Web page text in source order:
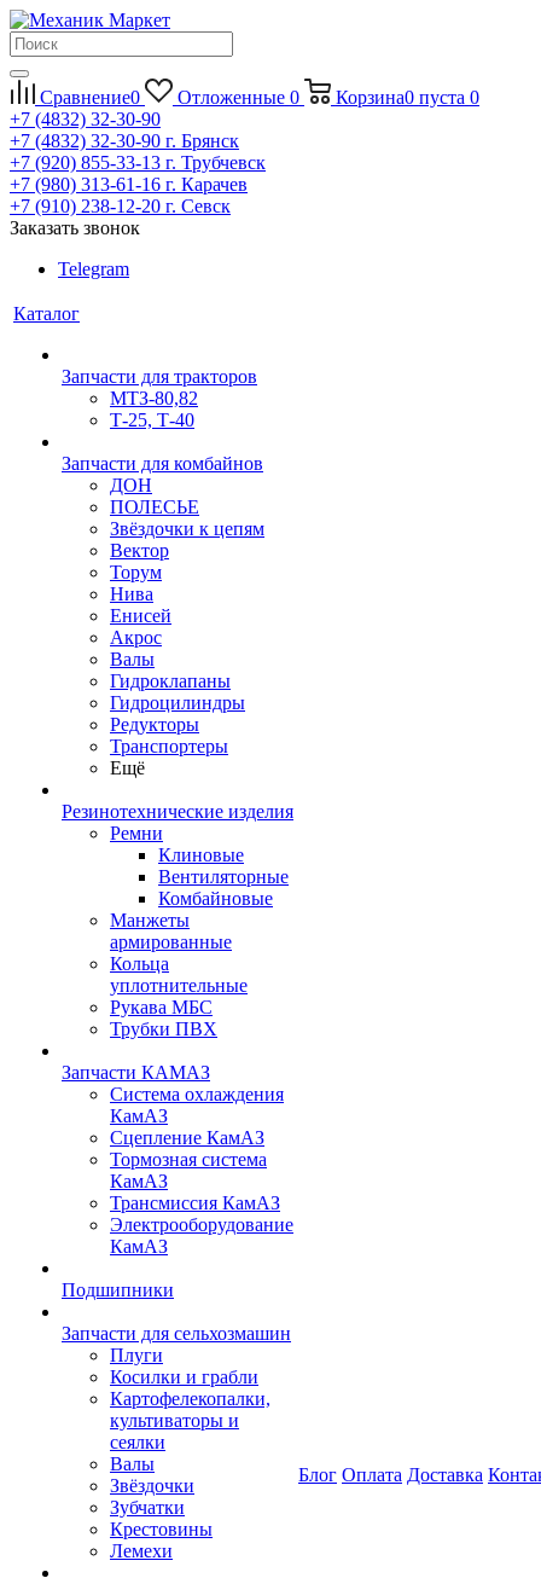
Сравнение0 Отложенные 0 Корзина0 пуста 0
+7 (4832) 32-30-90
+7 (4832) 32-30-90 г. Брянск
+7 (920) 855-33-13 г. Трубчевск
+7 (980) 313-61-16 г. Карачев
+7 (910) 238-12-20 г. Севск
Заказать звонок
Telegram
Каталог
Запчасти для тракторов
МТЗ-80,82
Т-25, Т-40
Запчасти для комбайнов
ДОН
ПОЛЕСЬЕ
Звёздочки к цепям
Вектор
Торум
Нива
Енисей
Акрос
Валы
Гидроклапаны
Гидроцилиндры
Редукторы
Транспортеры
Ещё
Резинотехнические изделия
Ремни
Клиновые
Вентиляторные
Комбайновые
Манжеты
армированные
Кольца
уплотнительные
Рукава МБС
Трубки ПВХ
Запчасти КАМАЗ
Система охлаждения
КамАЗ
Сцепление КамАЗ
Тормозная система
КамАЗ
Трансмиссия КамАЗ
Электрооборудование
КамАЗ
Подшипники
Запчасти для сельхозмашин
Плуги
Косилки и грабли
Картофелекопалки,
культиваторы и
сеялки
Валы
Звёздочки
Зубчатки
Крестовины
Лемехи
Блог Оплата Доставка